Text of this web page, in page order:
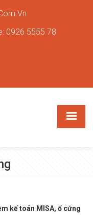
0926 5555 78
kế toán MISA, ổ cứng